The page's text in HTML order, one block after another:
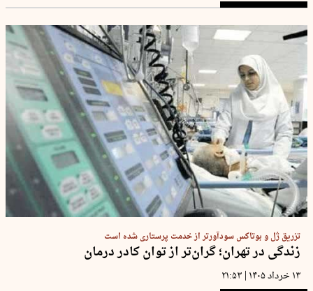
تزریق ژل و بوتاکس سودآورتر از خدمت پرستاری شده است
زندگی در تهران؛ گران‌تر از توان کادر درمان
۱۳ خرداد ۱۴۰۵ | ۲۱:۵۳